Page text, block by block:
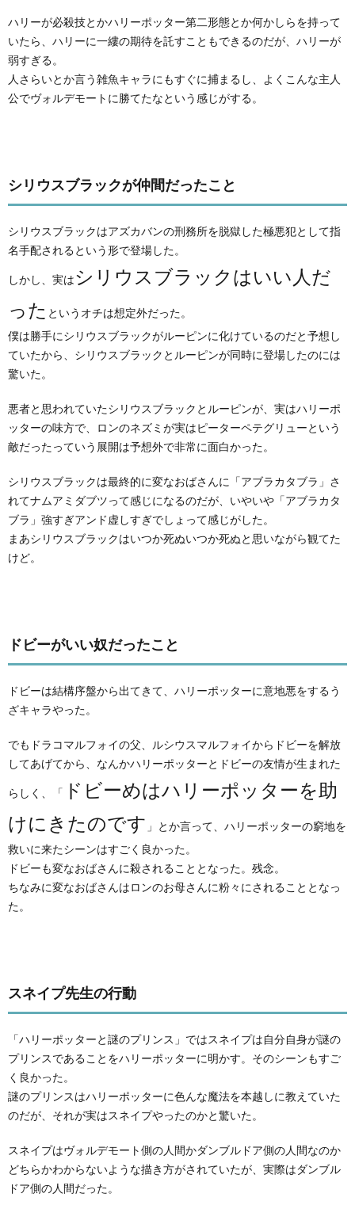
ハリーが必殺技とかハリーポッター第二形態とか何かしらを持って
いたら、ハリーに一縷の期待を託すこともできるのだが、ハリーが
弱すぎる。
人さらいとか言う雑魚キャラにもすぐに捕まるし、よくこんな主人
公でヴォルデモートに勝てたなという感じがする。
シリウスブラックが仲間だったこと
シリウスブラックはアズカバンの刑務所を脱獄した極悪犯として指
名手配されるという形で登場した。
しかし、実はシリウスブラックはいい人だ
った というオチは想定外だった。
僕は勝手にシリウスブラックがルーピンに化けているのだと予想し
ていたから、シリウスブラックとルーピンが同時に登場したのには
驚いた。
悪者と思われていたシリウスブラックとルーピンが、実はハリーポ
ッターの味方で、ロンのネズミが実はピーターペテグリューという
敵だったっていう展開は予想外で非常に面白かった。
シリウスブラックは最終的に変なおばさんに「アブラカタブラ」さ
れてナムアミダブツって感じになるのだが、いやいや「アブラカタ
ブラ」強すぎアンド虚しすぎでしょって感じがした。
まあシリウスブラックはいつか死ぬいつか死ぬと思いながら観てた
けど。
ドビーがいい奴だったこと
ドビーは結構序盤から出てきて、ハリーポッターに意地悪をするう
ざキャラやった。
でもドラコマルフォイの父、ルシウスマルフォイからドビーを解放
してあげてから、なんかハリーポッターとドビーの友情が生まれた
らしく、「 ドビーめはハリーポッターを助
けにきたのです 」とか言って、ハリーポッターの窮地を
救いに来たシーンはすごく良かった。
ドビーも変なおばさんに殺されることとなった。残念。
ちなみに変なおばさんはロンのお母さんに粉々にされることとなっ
た。
スネイプ先生の行動
「ハリーポッターと謎のプリンス」ではスネイプは自分自身が謎の
プリンスであることをハリーポッターに明かす。そのシーンもすご
く良かった。
謎のプリンスはハリーポッターに色んな魔法を本越しに教えていた
のだが、それが実はスネイプやったのかと驚いた。
スネイプはヴォルデモート側の人間かダンブルドア側の人間なのか
どちらかわからないような描き方がされていたが、実際はダンブル
ドア側の人間だった。